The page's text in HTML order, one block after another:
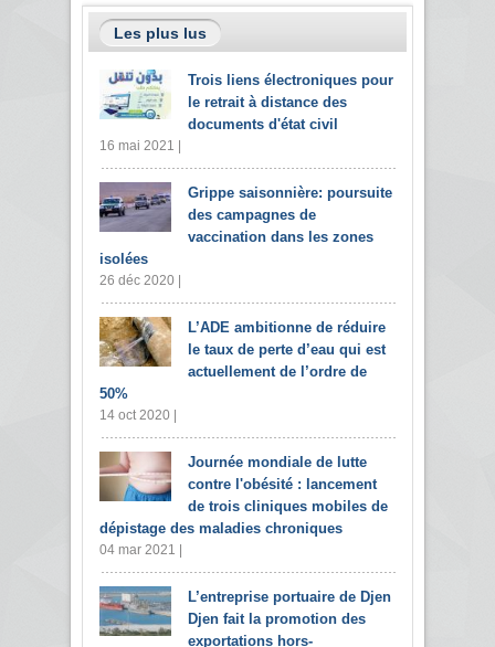
Les plus lus
Trois liens électroniques pour
le retrait à distance des
documents d'état civil
16 mai 2021 |
Grippe saisonnière: poursuite
des campagnes de
vaccination dans les zones
isolées
26 déc 2020 |
L’ADE ambitionne de réduire
le taux de perte d’eau qui est
actuellement de l’ordre de
50%
14 oct 2020 |
Journée mondiale de lutte
contre l'obésité : lancement
de trois cliniques mobiles de
dépistage des maladies chroniques
04 mar 2021 |
L’entreprise portuaire de Djen
Djen fait la promotion des
exportations hors-